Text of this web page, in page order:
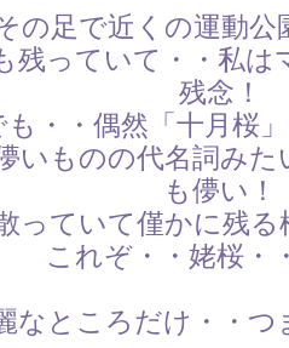
の足で近くの運動公
残っていて・・私
残念！
も・・偶然「十月桜
いものの代名詞み
も儚い！
っていて僅かに残る
これぞ・・姥桜・
なところだけ・・つ